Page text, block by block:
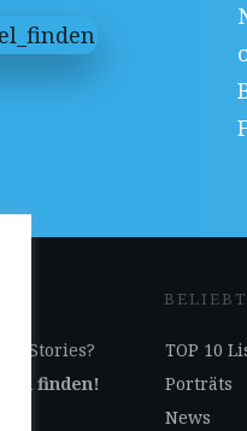
Stories?
finden!
TOP 10
Porträts
News